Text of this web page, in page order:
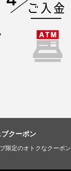
ブクーポン
限定のオトクなクーポン